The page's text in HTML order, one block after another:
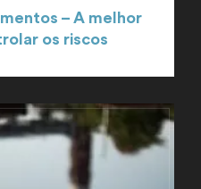
– A melhor
os riscos